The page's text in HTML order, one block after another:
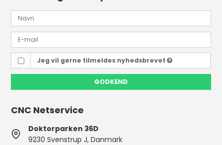
Jeg vil gerne tilmeldes nyhedsbrevet
GODKEND
CNC Netservice
Doktorparken 36D
9230 Svenstrup J, Danmark